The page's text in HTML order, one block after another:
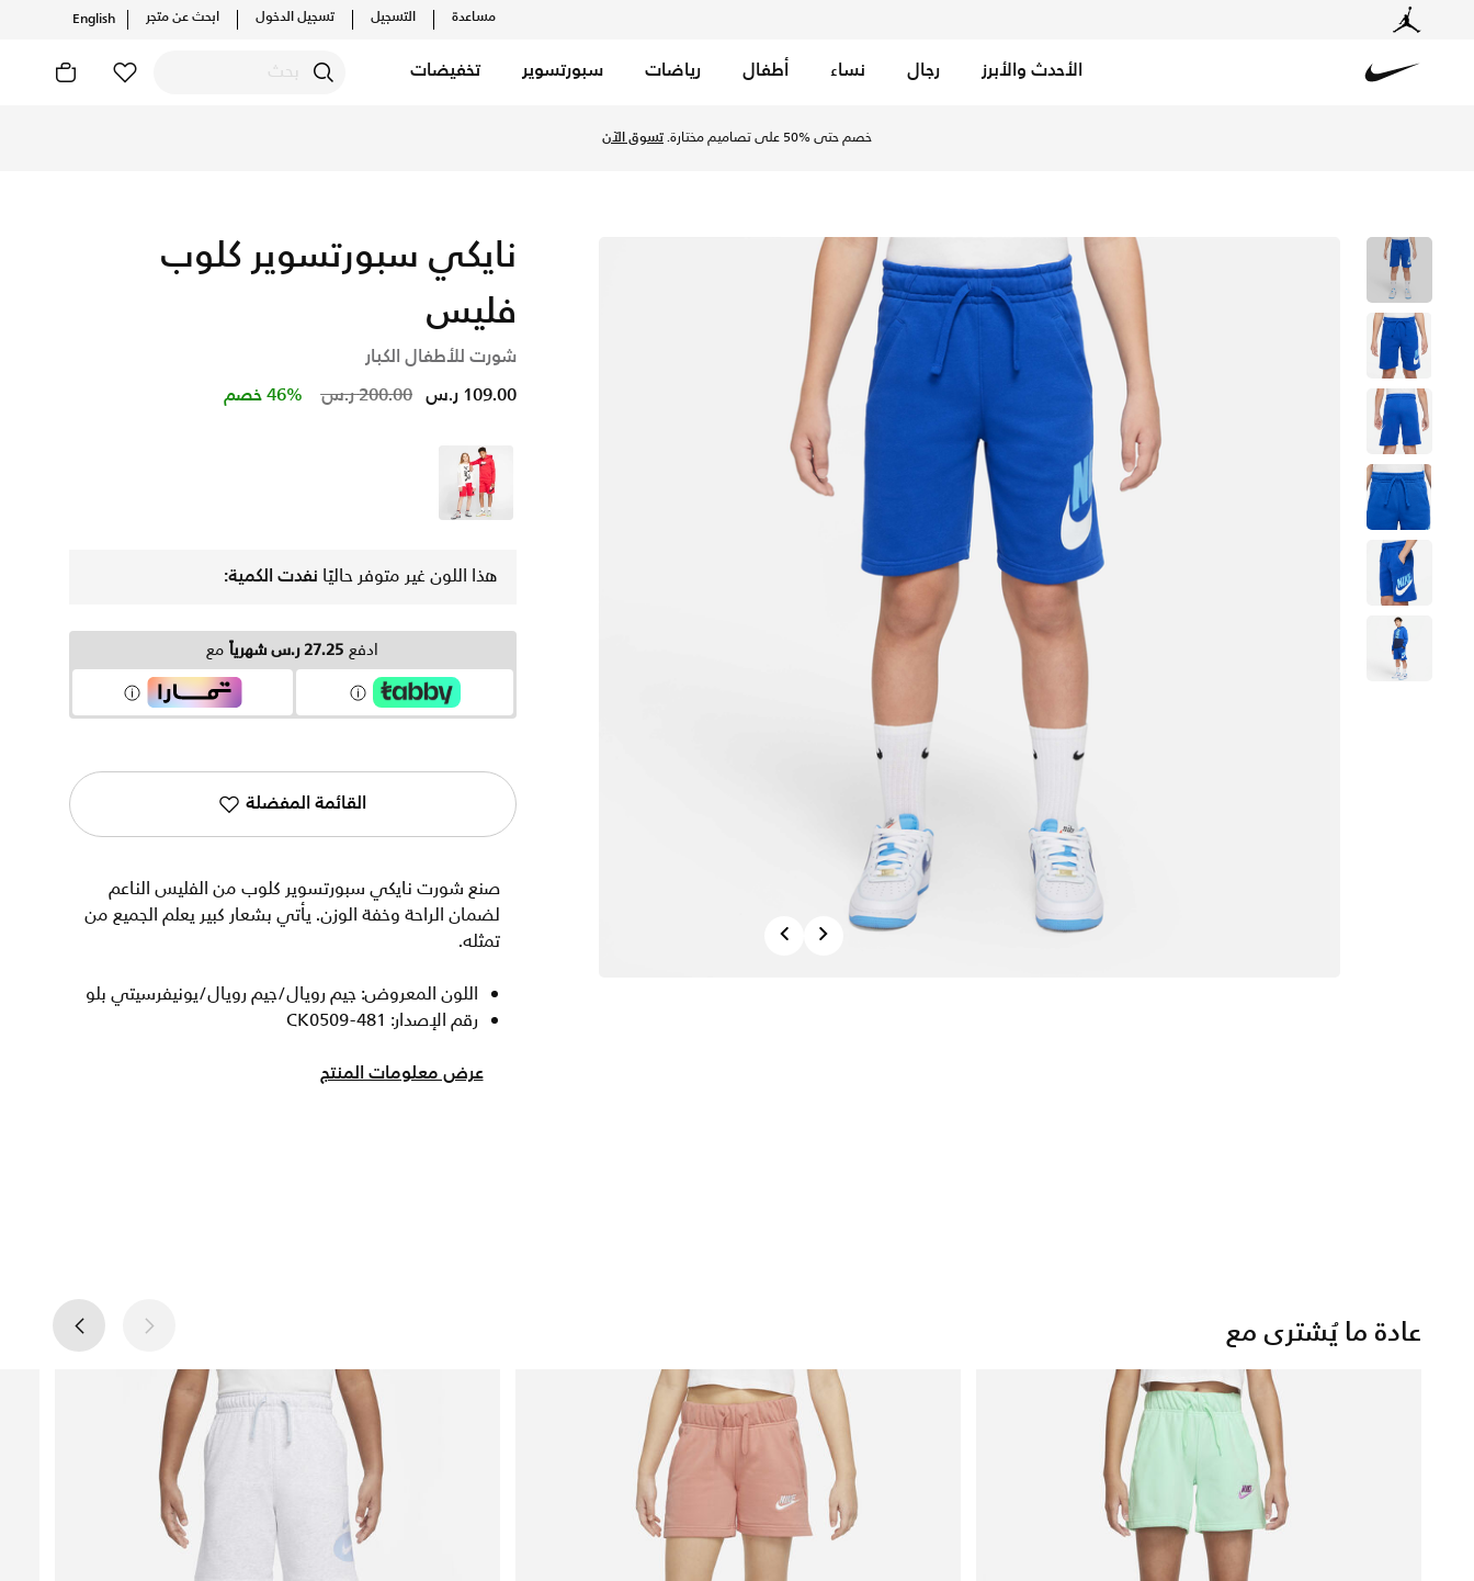
مساعدة التسجيل تسجيل الدخول ابحث عن متجر English
الأحدث والأبرز رجال نساء أطفال رياضات سبورتسوير تخفيضات
خصم حتى %50 على تصاميم مختارة. تسوق الآن
Next
نايكي سبورتسوير كلوب
فليس
شورت للأطفال الكبار
Price reduced from
200.00 ر.س to 109.00 ر.س 46% خصم
أحمر
هذا اللون غير متوفر حاليًا نفدت الكمية:
ادفع 27.25 ر.س شهرياً مع
القائمة المفضلة
صنع شورت نايكي سبورتسوير كلوب من الفليس الناعم
لضمان الراحة وخفة الوزن. يأتي بشعار كبير يعلم الجميع من
تمثله.
اللون المعروض: جيم رويال/جيم رويال/يونيفرسيتي بلو
رقم الإصدار: CK0509-481
عرض معلومات المنتج
عادة ما يُشترى مع